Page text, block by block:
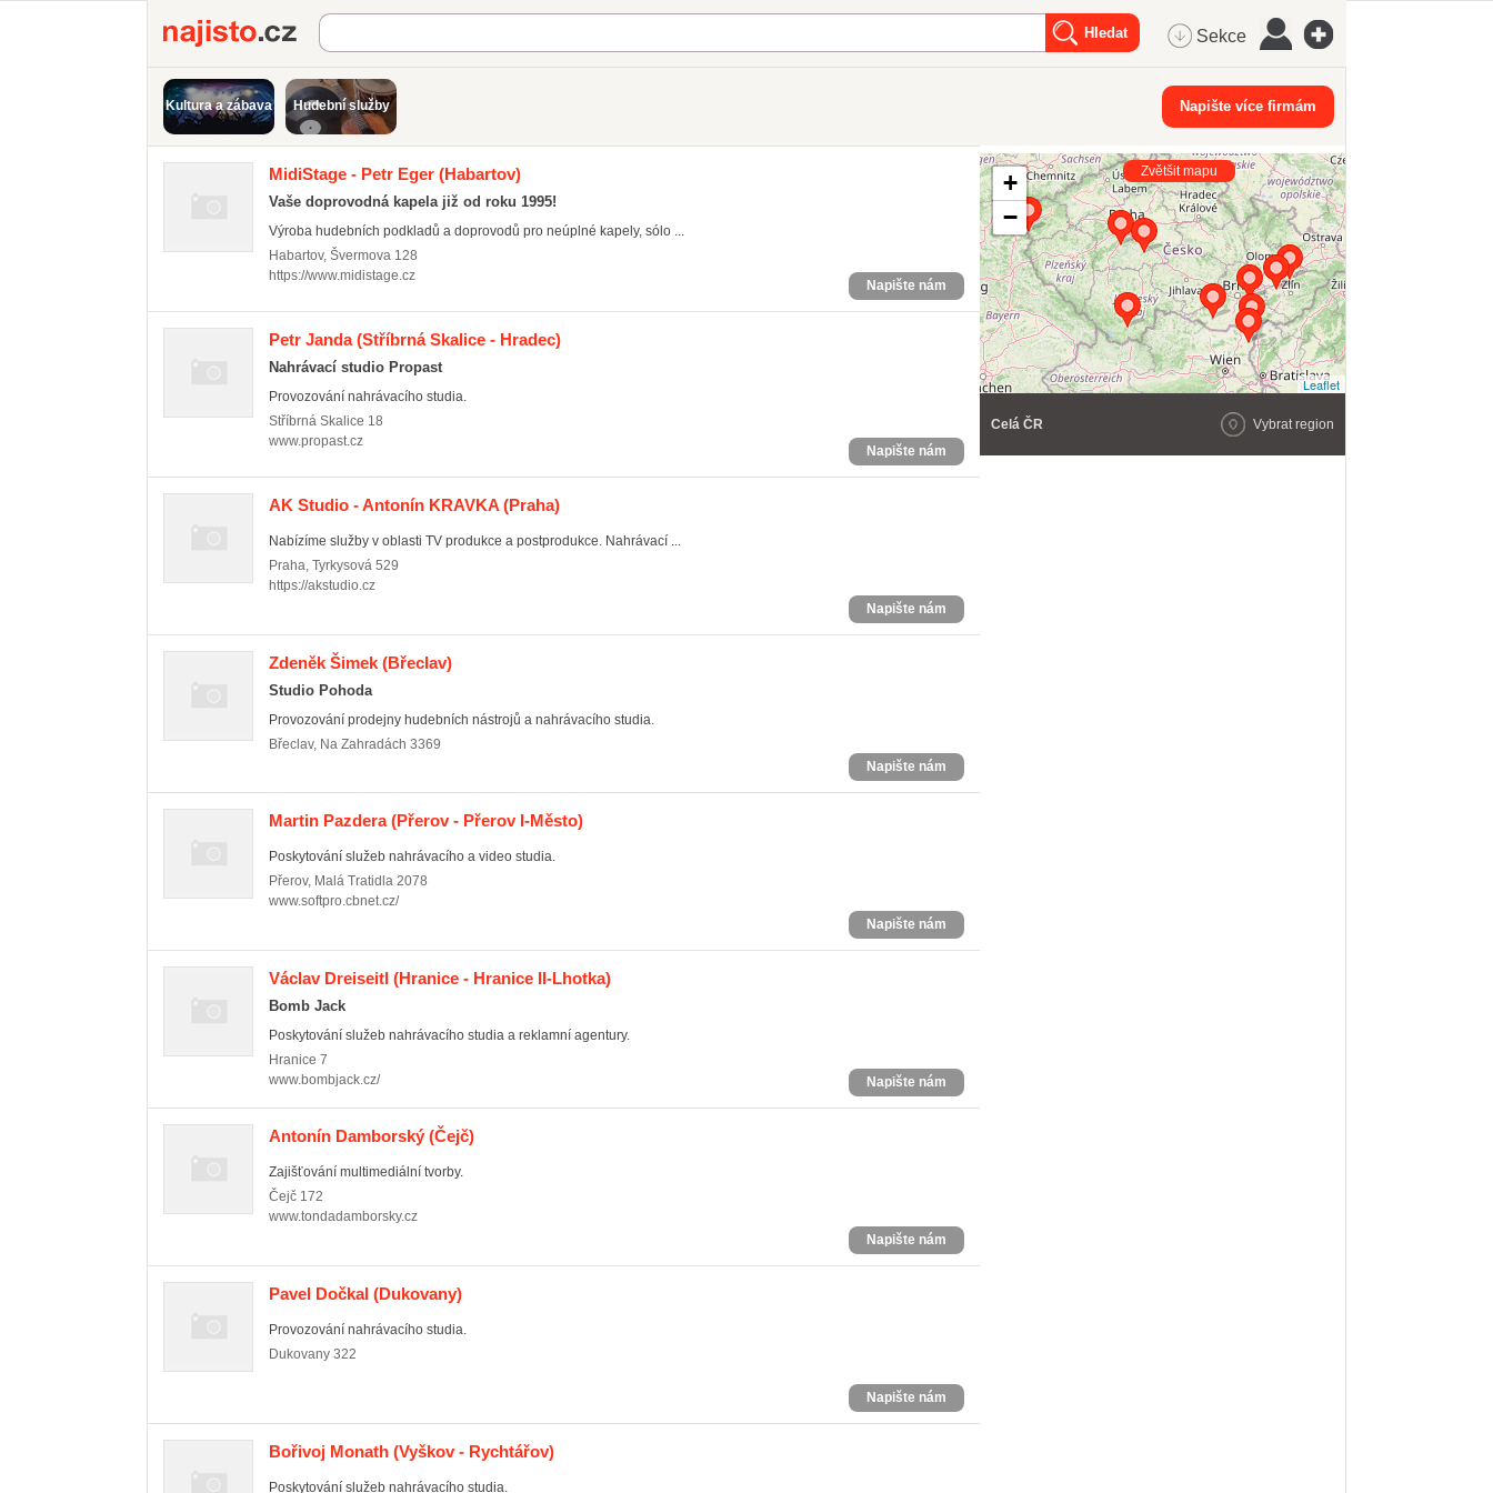
Najisto.cz Sekce
Kultura a zábava Hudební služby Napište více firmám
MidiStage - Petr Eger (Habartov)
Vaše doprovodná kapela již od roku 1995!
Výroba hudebních podkladů a doprovodů pro neúplné kapely, sólo ...
Habartov, Švermova 128
https://www.midistage.cz
Napište nám
Petr Janda(Stříbrná Skalice - Hradec)
Nahrávací studio Propast
Provozování nahrávacího studia.
Stříbrná Skalice 18
www.propast.cz
Napište nám
AK Studio - Antonín KRAVKA (Praha)
Nabízíme služby v oblasti TV produkce a postprodukce. Nahrávací ...
Praha, Tyrkysová 529
https://akstudio.cz
Napište nám
Zdeněk Šimek (Břeclav)
Studio Pohoda
Provozování prodejny hudebních nástrojů a nahrávacího studia.
Břeclav, Na Zahradách 3369
Napište nám
Martin Pazdera(Přerov - Přerov I-Město)
Poskytování služeb nahrávacího a video studia.
Přerov, Malá Tratidla 2078
www.softpro.cbnet.cz/
Napište nám
Václav Dreiseitl (Hranice - Hranice II-Lhotka)
Bomb Jack
Poskytování služeb nahrávacího studia a reklamní agentury.
Hranice 7
www.bombjack.cz/
Napište nám
Antonín Damborský (Čejč)
Zajišťování multimediální tvorby.
Čejč 172
www.tondadamborsky.cz
Napište nám
Pavel Dočkal (Dukovany)
Provozování nahrávacího studia.
Dukovany 322
Napište nám
Bořivoj Monath (Vyškov - Rychtářov)
Poskytování služeb nahrávacího studia.
+
−
Leaflet
Zvětšit mapu
Celá ČR Vybrat region